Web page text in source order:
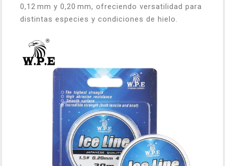
0,12 mm y 0,20 mm, ofreciendo versatilidad para
distintas especies y condiciones de hielo.